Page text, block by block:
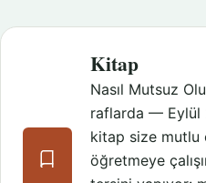
Kitap
Nasıl Mutsuz
raflarda — Eylül
kitap size mutlu
öğretmeye